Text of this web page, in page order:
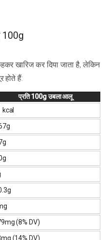
100g
खारिज कर दिया जाता है, लेकिन
होते हैं:
प्रति 100g उबला आलू
kcal
(8% DV)
(14% DV)